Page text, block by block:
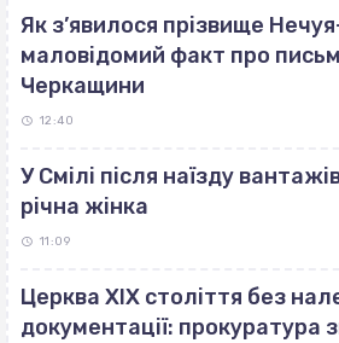
Як з’явилося прізвище
маловідомий факт про
Черкащини
12:40
У Смілі після наїзду
річна жінка
11:09
Церква ХІХ століття без
документації: прокуратура